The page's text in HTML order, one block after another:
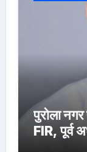
पुरोला नगर
FIR, पूर्व